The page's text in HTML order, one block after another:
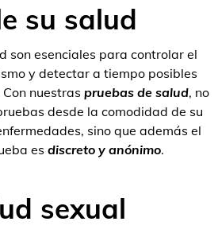
su salud
son esenciales para controlar el
y detectar a tiempo posibles
nuestras pruebas de salud, no
desde la comodidad de su
sino que además el
es discreto y anónimo.
sexual